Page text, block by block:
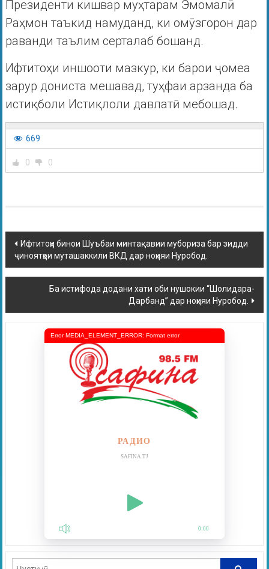
Президенти кишвар муҳтарам Эмомалӣ
Раҳмон таъкид намуданд, ки омӯзгорон дар
раванди таълим серталаб бошанд.
Ифтитоҳи иншооти мазкур, ки барои ҷомеа
зарур дониста мешавад, туҳфаи арзанда ба
истиқболи Истиқлоли давлатӣ мебошад.
669
0 0
Ифтитоҳи бинои Шуъбаи минтақавии мубориза бар зидди
ҷиноятҳои муташаккили ВКД дар ноҳияи Нуробод.
Ба истифода додани хати оби нушокии “Шолидара-
Дарбанд” дар ноҳияи Нуробод.
РАДИО
SAFINA.TJ
0:00
Error MEDIA_ELEMENT_ERROR: Format error